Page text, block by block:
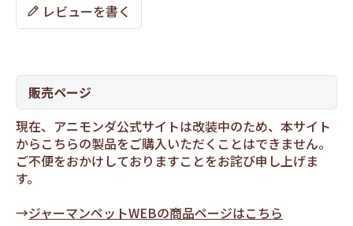
レビューを書く
販売ページ
現在、アニモンダ公式サイトは改装中のため、本サイト
からこちらの製品をご購入いただくことはできません。
ご不便をおかけしておりますことをお詫び申し上げま
す。
→ジャーマンペットWEBの商品ページはこちら